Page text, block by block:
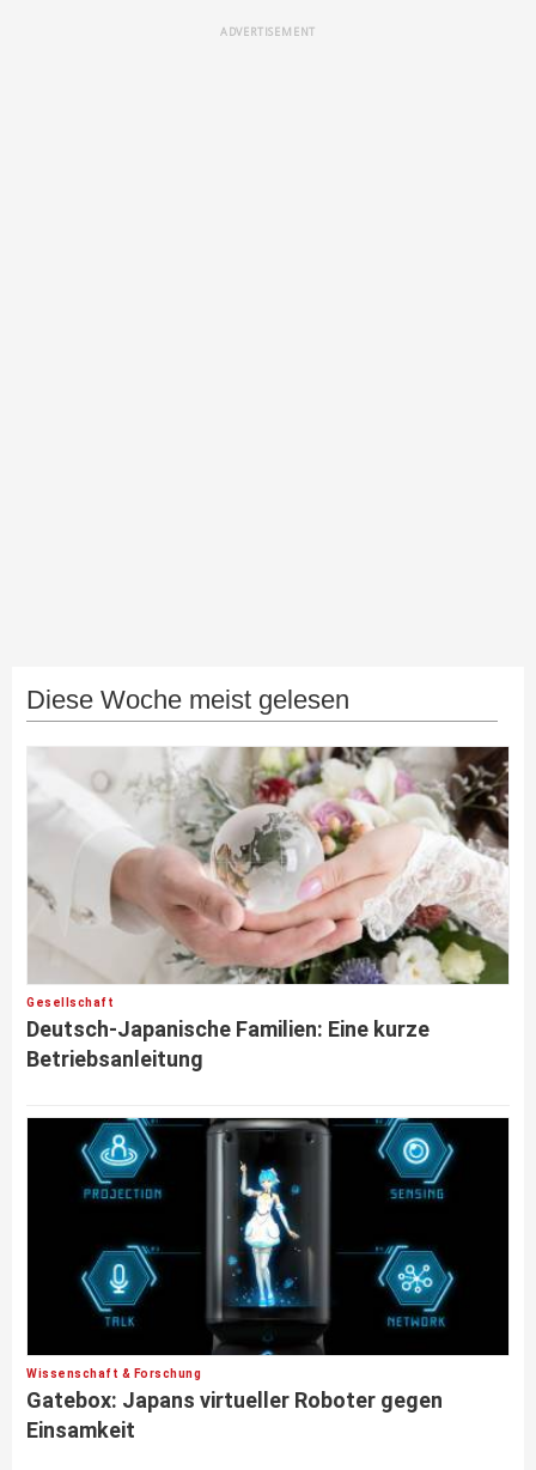
ADVERTISEMENT
Diese Woche meist gelesen
Gesellschaft
Deutsch-Japanische Familien: Eine kurze
Betriebsanleitung
Wissenschaft & Forschung
Gatebox: Japans virtueller Roboter gegen
Einsamkeit